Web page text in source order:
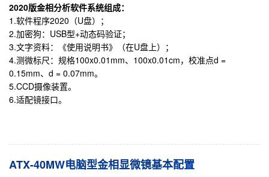
2020版金相分析软件系统组成：
1.软件程序2020（U盘）；
2.加密狗：USB型+动态码验证；
3.文字资料：《使用说明书》（在U盘上）；
4.测微标尺：规格100x0.01mm、100x0.01cm，校准点d =
0.15mm、d = 0.07mm。
5.CCD摄像装置。
6.适配镜接口。
ATX-40MW电脑型金相显微镜基本配置